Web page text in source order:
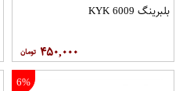
بلبرینگ 6009 KYK
۴۵۰,۰۰۰
6%